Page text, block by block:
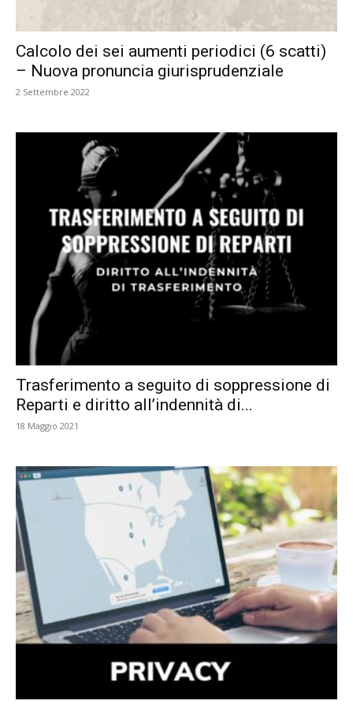
Calcolo dei sei aumenti periodici (6 scatti)
– Nuova pronuncia giurisprudenziale
2 Settembre 2022
Trasferimento a seguito di soppressione di
Reparti e diritto all’indennità di...
18 Maggio 2021